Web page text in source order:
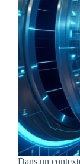
Dans un